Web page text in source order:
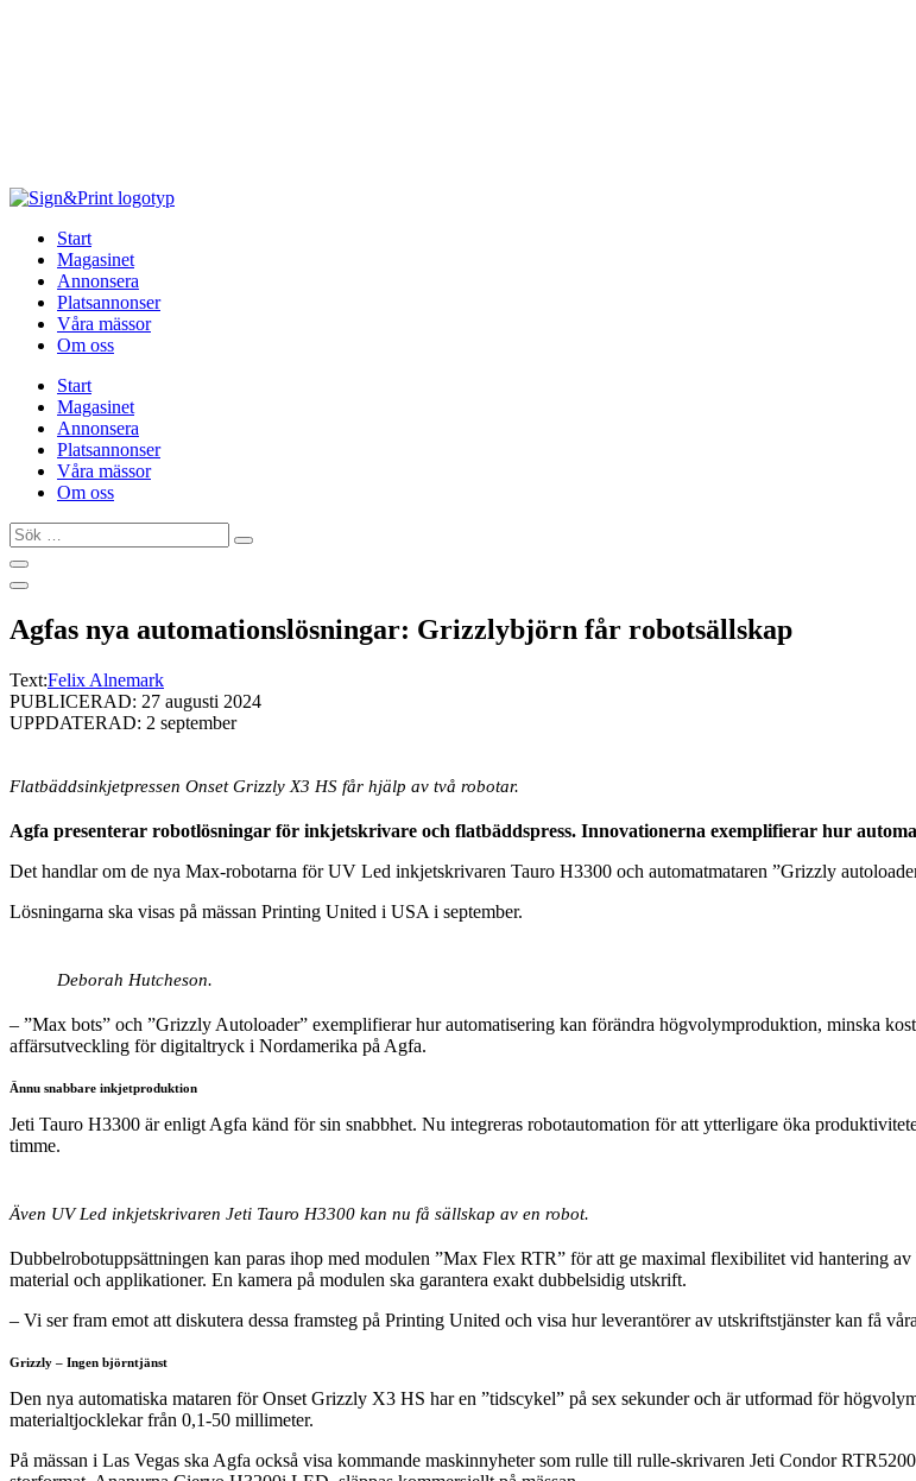
Start
Magasinet
Annonsera
Platsannonser
Våra mässor
Om oss
Start
Magasinet
Annonsera
Platsannonser
Våra mässor
Om oss
Sök
…
Agfas nya automationslösningar: Grizzlybjörn får robotsällskap
Text:Felix Alnemark
PUBLICERAD: 27 augusti 2024
UPPDATERAD: 2 september
Flatbäddsinkjetpressen Onset Grizzly X3 HS får hjälp av två robotar.
Agfa presenterar robotlösningar för inkjetskrivare och flatbäddspress. Innovationerna exemplifierar hur
Det handlar om de nya Max-robotarna för UV Led inkjetskrivaren Tauro H3300 och automatmataren ”Grizzly
Lösningarna ska visas på mässan Printing United i USA i september.
Deborah Hutcheson.
– ”Max bots” och ”Grizzly Autoloader” exemplifierar hur automatisering kan förändra högvolymproduktion, minska
affärsutveckling för digitaltryck i Nordamerika på Agfa.
Ännu snabbare inkjetproduktion
Jeti Tauro H3300 är enligt Agfa känd för sin snabbhet. Nu integreras robotautomation för att ytterligare öka
timme.
Även UV Led inkjetskrivaren Jeti Tauro H3300 kan nu få sällskap av en robot.
Dubbelrobotuppsättningen kan paras ihop med modulen ”Max Flex RTR” för att ge maximal flexibilitet vid hantering
material och applikationer. En kamera på modulen ska garantera exakt dubbelsidig utskrift.
– Vi ser fram emot att diskutera dessa framsteg på Printing United och visa hur leverantörer av utskriftstjänster kan få
Grizzly – Ingen björntjänst
Den nya automatiska mataren för Onset Grizzly X3 HS har en ”tidscykel” på sex sekunder och är utformad för
materialtjocklekar från 0,1-50 millimeter.
På mässan i Las Vegas ska Agfa också visa kommande maskinnyheter som rulle till rulle-skrivaren Jeti Condor